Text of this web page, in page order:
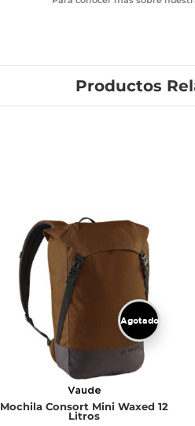
Productos
Agotado
Vaude
Mochila Consort Mini Waxed 12
Litros